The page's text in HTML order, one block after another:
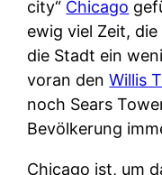
city“ Chicago
ewig viel Zeit,
die Stadt ein
voran denWillis
noch Sears
Bevölkerung
Chicago ist, um